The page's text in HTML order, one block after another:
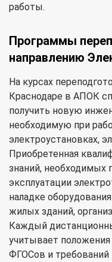
работы.
Программы
направлению
На курсах
Краснодаре в АПОК
получить новую
необходимую при
электроустановках,
Приобретенная
знаний, необходимых
эксплуатации
наладке
жилых зданий,
Каждый
учитывает
ФГОСов и